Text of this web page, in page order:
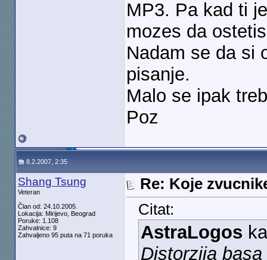
MP3. Pa kad ti
mozes da
Nadam se da si
pisanje.
Malo se ipak
Poz
8.2.2007, 2:35
Shang Tsung
Veteran
Član od: 24.10.2005.
Lokacija: Mirijevo, Beograd
Poruke: 1.108
Zahvalnice: 9
Zahvaljeno 95 puta na 71 poruka
Re: Koje
Citat:
AstraLogos
Distorzija